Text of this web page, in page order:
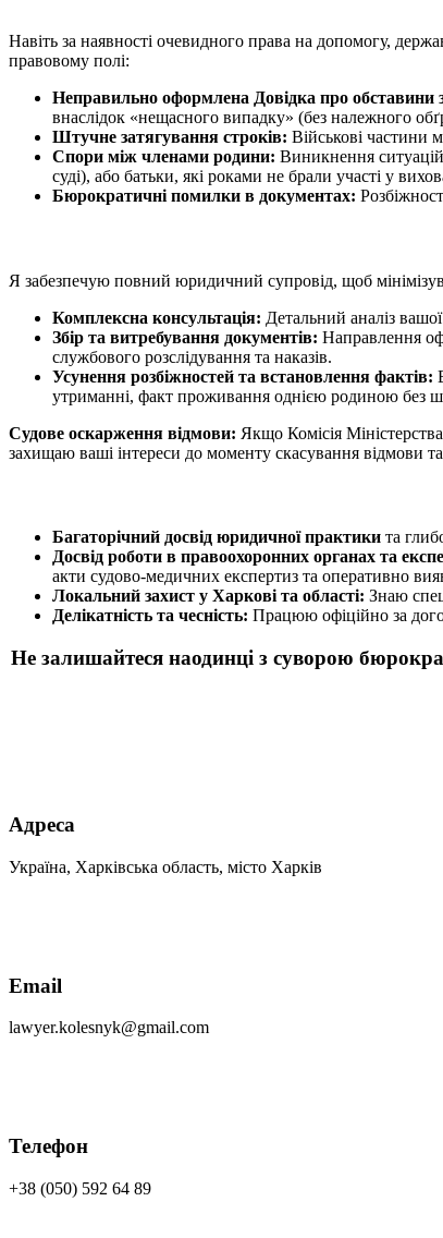
Навіть за наявності очевидного права на допомогу,
правовому полі:
Неправильно оформлена Довідка про обставини
внаслідок «нещасного випадку» (без належного
Штучне затягування строків: Військові частини
Спори між членами родини: Виникнення
суді), або батьки, які роками не брали участі у
Бюрократичні помилки в документах:
Я забезпечую повний юридичний супровід, щоб
Комплексна консультація: Детальний аналіз
Збір та витребування документів: Направлення
службового розслідування та наказів.
Усунення розбіжностей та встановлення фактів:
утриманні, факт проживання однією родиною без
Судове оскарження відмови: Якщо Комісія
захищаю ваші інтереси до моменту скасування відмови
Багаторічний досвід юридичної практики та
Досвід роботи в правоохоронних органах та
акти судово-медичних експертиз та оперативно
Локальний захист у Харкові та області: Знаю
Делікатність та чесність: Працюю офіційно за
Не залишайтеся наодинці з суворою
Адреса
Україна, Харківська область, місто Харків
Email
lawyer.kolesnyk@gmail.com
Телефон
+38 (050) 592 64 89